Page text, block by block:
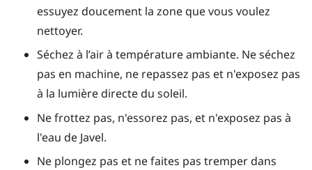
essuyez doucement la zone que vous voulez
nettoyer.
Séchez à l’air à température ambiante. Ne séchez
pas en machine, ne repassez pas et n'exposez pas
à la lumière directe du soleil.
Ne frottez pas, n'essorez pas, et n'exposez pas à
l'eau de Javel.
Ne plongez pas et ne faites pas tremper dans